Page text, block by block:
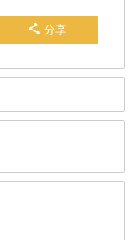
分享